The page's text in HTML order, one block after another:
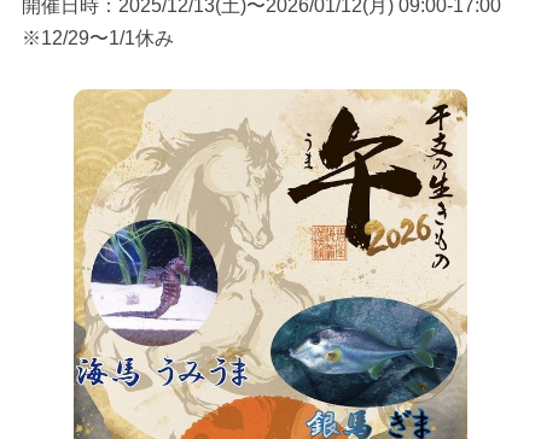
開催日時：2025/12/13(土)〜2026/01/12(月) 09:00-17:00
※12/29〜1/1休み